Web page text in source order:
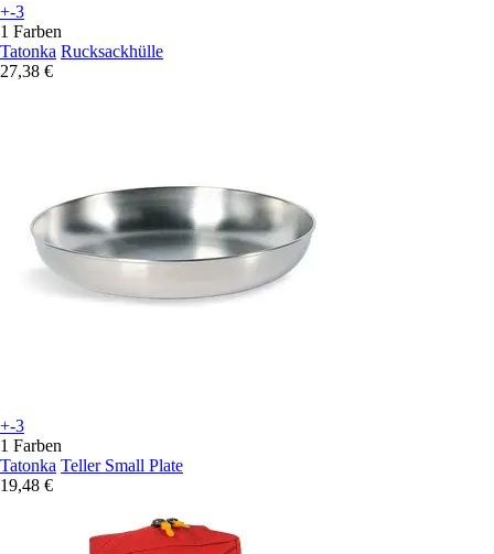
+-3
1 Farben
Tatonka Rucksackhülle
27,38 €
+-3
1 Farben
Tatonka Teller Small Plate
19,48 €